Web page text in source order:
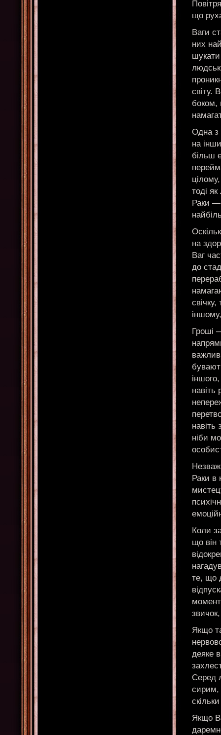
що
Ваги
них
світу.
боком,
Одна з
на
більш
тоді
Раки —
на
Ваг
до
Гроші
навіть
навіть
ніби
Раки в
Коли
що він
те, що
Якщо
деяке
Серед
сирим,
Якщо